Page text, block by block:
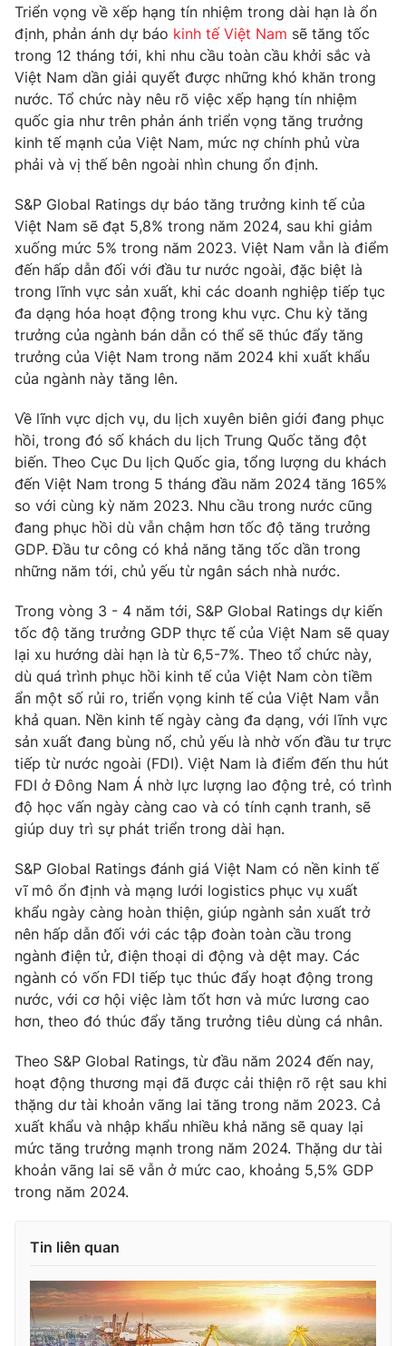
Thế giới đó đây
Câu chuyện quốc tế
Tài chính
Thị trường
Góc doanh nghiệp
Dữ liệu và đời sống
Truyền hình
Phim VTV
Hậu trường
Nhân vật
Khán giả
Giải sao mai
Giải trí
Âm nhạc
Sao
Đời sống
Du lịch
Làm đẹp
Chất lượng cuộc sống
Giáo dục
Tuyển sinh
Học trực tuyến
Công nghệ
Hitech Công nghệ tương lai
Sản phẩm
Thị trường
Tư vấn
Giao lưu trực tuyến
Lịch phát sóng
Chuyên mục khác
Emagazine Podcast
Photo Infographic
Video Shorts video
VTV Money VTV Thể thao
VTV Sức khoẻ Bất động sản
Thị trường 24h Tấm lòng Việt
VTV4 Vươn mình bằng AI
VTV9 VTV8
Liên hệ tòa soạn English
THỜI BÁO VTV
Theo dõi báo trên
Cơ quan chủ quản:Đài Truyền hình Việt Nam
Cơ quan báo chí:Thời báo VTV
Tổng Biên tập:
Phó Tổng Biên tập:
Nguyễn Thị Mỹ Hạnh, Phạm Quốc Thắng,
Nguyễn Trọng Ninh
Tổng đài VTV:024.38 355 931 - 024.38 355 932
Triển vọng về xếp hạng tín nhiệm trong dài hạn là ổn
định, phản ánh dự báo kinh tế Việt Nam sẽ tăng tốc
trong 12 tháng tới, khi nhu cầu toàn cầu khởi sắc và
Việt Nam dần giải quyết được những khó khăn trong
nước. Tổ chức này nêu rõ việc xếp hạng tín nhiệm
quốc gia như trên phản ánh triển vọng tăng trưởng
kinh tế mạnh của Việt Nam, mức nợ chính phủ vừa
phải và vị thế bên ngoài nhìn chung ổn định.
S&P Global Ratings dự báo tăng trưởng kinh tế của
Việt Nam sẽ đạt 5,8% trong năm 2024, sau khi giảm
xuống mức 5% trong năm 2023. Việt Nam vẫn là điểm
đến hấp dẫn đối với đầu tư nước ngoài, đặc biệt là
trong lĩnh vực sản xuất, khi các doanh nghiệp tiếp tục
đa dạng hóa hoạt động trong khu vực. Chu kỳ tăng
trưởng của ngành bán dẫn có thể sẽ thúc đẩy tăng
trưởng của Việt Nam trong năm 2024 khi xuất khẩu
của ngành này tăng lên.
Về lĩnh vực dịch vụ, du lịch xuyên biên giới đang phục
hồi, trong đó số khách du lịch Trung Quốc tăng đột
biến. Theo Cục Du lịch Quốc gia, tổng lượng du khách
đến Việt Nam trong 5 tháng đầu năm 2024 tăng 165%
so với cùng kỳ năm 2023. Nhu cầu trong nước cũng
đang phục hồi dù vẫn chậm hơn tốc độ tăng trưởng
GDP. Đầu tư công có khả năng tăng tốc dần trong
những năm tới, chủ yếu từ ngân sách nhà nước.
Trong vòng 3 - 4 năm tới, S&P Global Ratings dự kiến
tốc độ tăng trưởng GDP thực tế của Việt Nam sẽ quay
lại xu hướng dài hạn là từ 6,5-7%. Theo tổ chức này,
dù quá trình phục hồi kinh tế của Việt Nam còn tiềm
ẩn một số rủi ro, triển vọng kinh tế của Việt Nam vẫn
khả quan. Nền kinh tế ngày càng đa dạng, với lĩnh vực
sản xuất đang bùng nổ, chủ yếu là nhờ vốn đầu tư trực
tiếp từ nước ngoài (FDI). Việt Nam là điểm đến thu hút
FDI ở Đông Nam Á nhờ lực lượng lao động trẻ, có trình
độ học vấn ngày càng cao và có tính cạnh tranh, sẽ
giúp duy trì sự phát triển trong dài hạn.
S&P Global Ratings đánh giá Việt Nam có nền kinh tế
vĩ mô ổn định và mạng lưới logistics phục vụ xuất
khẩu ngày càng hoàn thiện, giúp ngành sản xuất trở
nên hấp dẫn đối với các tập đoàn toàn cầu trong
ngành điện tử, điện thoại di động và dệt may. Các
ngành có vốn FDI tiếp tục thúc đẩy hoạt động trong
nước, với cơ hội việc làm tốt hơn và mức lương cao
hơn, theo đó thúc đẩy tăng trưởng tiêu dùng cá nhân.
Theo S&P Global Ratings, từ đầu năm 2024 đến nay,
hoạt động thương mại đã được cải thiện rõ rệt sau khi
thặng dư tài khoản vãng lai tăng trong năm 2023. Cả
xuất khẩu và nhập khẩu nhiều khả năng sẽ quay lại
mức tăng trưởng mạnh trong năm 2024. Thặng dư tài
khoản vãng lai sẽ vẫn ở mức cao, khoảng 5,5% GDP
trong năm 2024.
Tin liên quan